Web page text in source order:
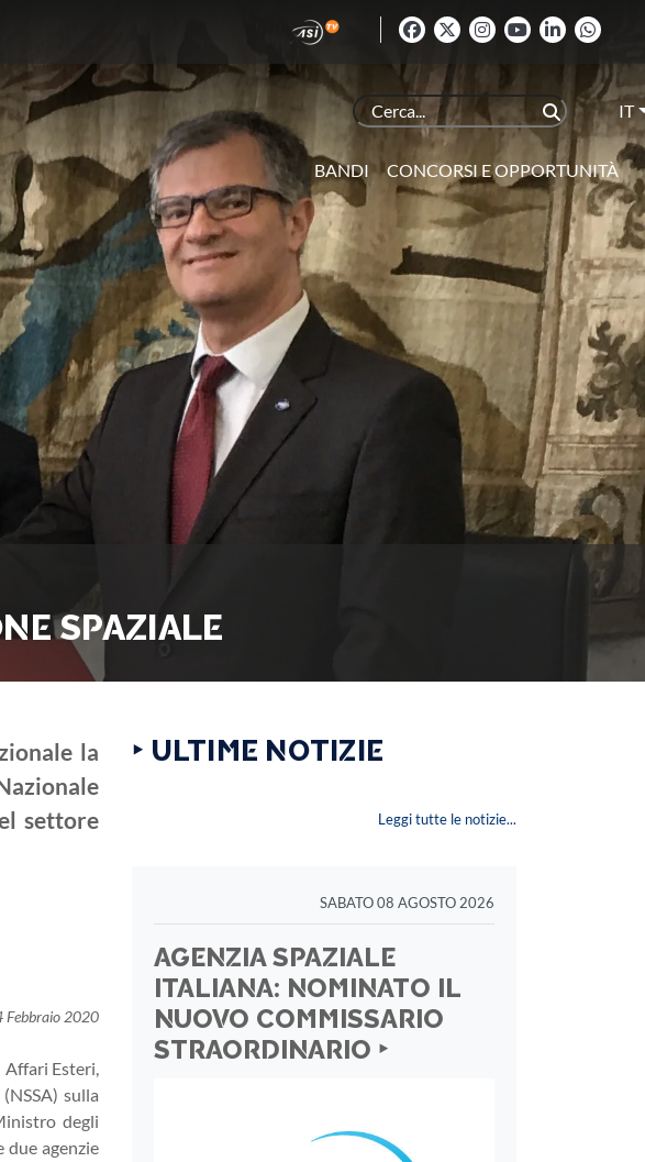
IT
BANDI CONCORSI E OPPORTUNITÀ
SPAZIALE
la
settore
Febbraio 2020
Affari Esteri,
sulla
degli
due agenzie
‣ ULTIME NOTIZIE
Leggi tutte le notizie...
SABATO 08 AGOSTO 2026
AGENZIA SPAZIALE
ITALIANA: NOMINATO IL
NUOVO COMMISSARIO
STRAORDINARIO ‣